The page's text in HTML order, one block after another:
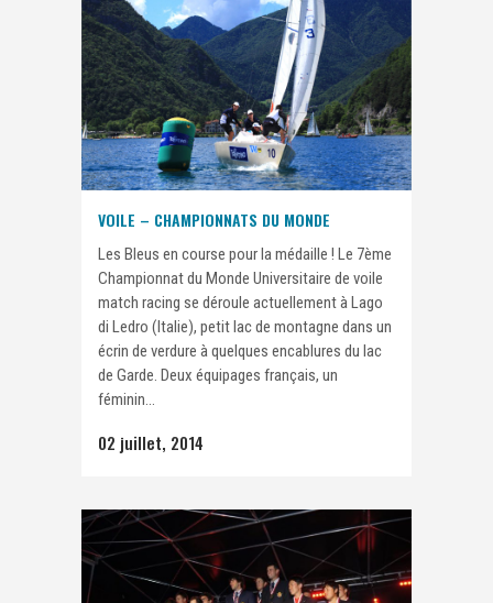
VOILE – CHAMPIONNATS DU MONDE
Les Bleus en course pour la médaille ! Le 7ème
Championnat du Monde Universitaire de voile
match racing se déroule actuellement à Lago
di Ledro (Italie), petit lac de montagne dans un
écrin de verdure à quelques encablures du lac
de Garde. Deux équipages français, un
féminin...
02 juillet, 2014